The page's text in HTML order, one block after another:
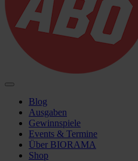
Blog
Ausgaben
Gewinnspiele
Events & Termine
Über BIORAMA
Shop